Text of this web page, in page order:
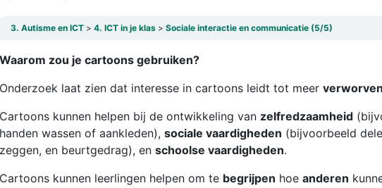
3. Autisme en ICT 4. ICT in je klas Sociale interactie en communicatie (5/5)
Waarom zou je cartoons gebruiken?
Onderzoek laat zien dat interesse in cartoons leidt tot meer
Cartoons kunnen helpen bij de ontwikkeling van zelfredzaamheid
handen wassen of aankleden), sociale vaardigheden (bijvoorbeeld
zeggen, en beurtgedrag), en schoolse vaardigheden.
Cartoons kunnen leerlingen helpen om te begrijpen hoe anderen